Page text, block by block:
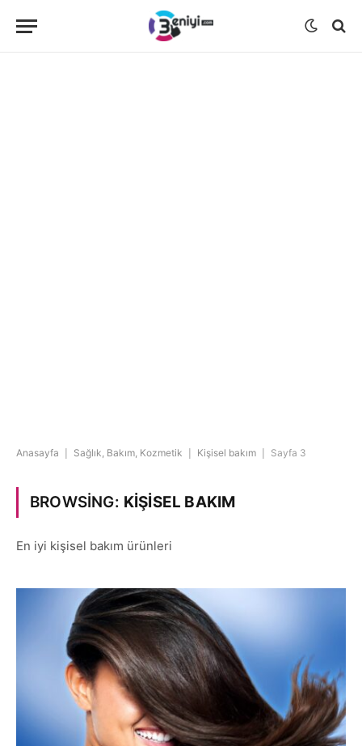
Anasayfa Sağlık, Bakım, Kozmetik Kişisel bakım Sayfa 3
BROWSING: KIŞISEL BAKIM
En iyi kişisel bakım ürünleri